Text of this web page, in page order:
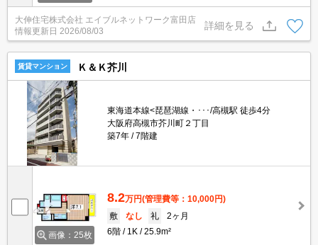
大伸住宅株式会社 エイブルネットワーク富田店
情報更新日 2026/08/03
詳細を見る
賃貸マンション Ｋ＆Ｋ芥川
東海道本線<琵琶湖線・･･･/高槻駅 徒歩4分
大阪府高槻市芥川町２丁目
築7年
7階建
画像：25枚
8.2万円(管理費等：10,000円)
敷
なし 礼
2ヶ月
6階
1K 25.9m²